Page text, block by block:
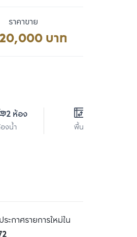
ราคาขาย
บาท
2 ห้อง
งน้ำ พื้นที่ใช้สอย
กาศรายการใหม่ใน